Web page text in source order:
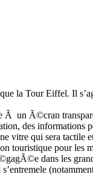
la Tour Eiffel. Il
Ã un Ã©cran
des informations
vitre qui sera tactile
touristique pour
dans les